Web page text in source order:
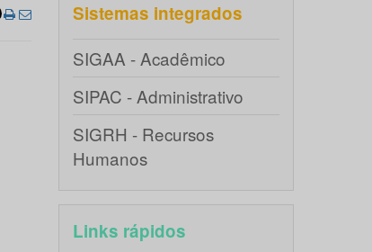
Sistemas integrados
SIGAA - Acadêmico
SIPAC - Administrativo
SIGRH - Recursos
Humanos
Links rápidos